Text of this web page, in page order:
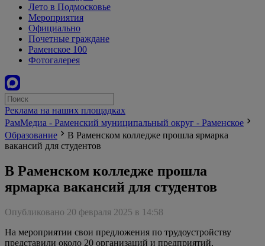
Лето в Подмосковье
Мероприятия
Официально
Почетные граждане
Раменское 100
Фотогалерея
Реклама на наших площадках
РамМедиа - Раменский муниципальный округ - Раменское
Образование
В Раменском колледже прошла ярмарка
вакансий для студентов
В Раменском колледже прошла
ярмарка вакансий для студентов
Опубликовано 20 февраля 2025 в 14:58
На мероприятии свои предложения по трудоустройству
представили около 20 организаций и предприятий,